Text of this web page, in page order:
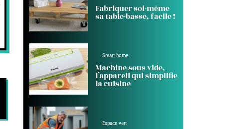
Fabriquer soi-même
sa table-basse, facile !
Smart home
Machine sous vide,
l’appareil qui simplifie
la cuisine
Espace vert